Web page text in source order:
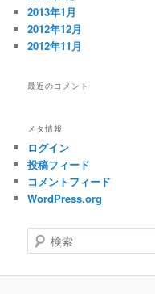
2013年1月
2012年12月
2012年11月
最近のコメント
メタ情報
ログイン
投稿フィード
コメントフィード
WordPress.org
検
索